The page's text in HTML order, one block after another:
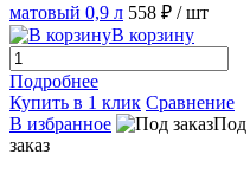
матовый 0,9 л 558 ₽ / шт
В корзину
Подробнее
Купить в 1 клик Сравнение
В избранное
Под
заказ